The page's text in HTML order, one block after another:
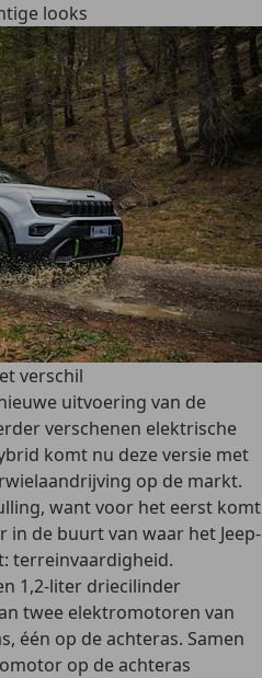
looks
verschil
uitvoering van de
verschenen elektrische
komt nu deze versie met
op de markt.
want voor het eerst komt
in de buurt van waar het Jeep-
terreinvaardigheid.
1,2-liter driecilinder
twee elektromotoren van
één op de achteras. Samen
op de achteras